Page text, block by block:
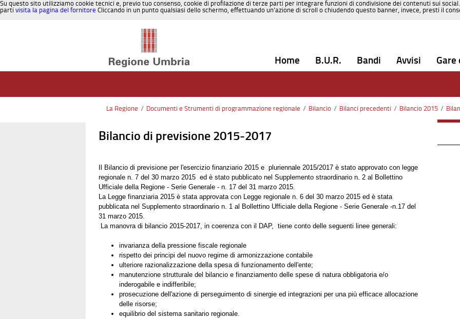
Su questo sito utilizziamo cookie tecnici e, previo tuo consenso, cookie di profilazione di terze parti per integrare funzioni di condivisione dei contenuti sui
parti visita la pagina del fornitore Cliccando in un punto qualsiasi dello schermo, effettuando un’azione di scroll o chiudendo questo banner, invece, presti il
Home B.U.R. Bandi Avvisi Gare
La Regione / Documenti e Strumenti di programmazione regionale / Bilancio / Bilanci precedenti / Bilancio 2015 /
Bilancio di previsione 2015-2017
Il Bilancio di previsione per l'esercizio finanziario 2015 e pluriennale 2015/2017 è stato approvato con legge
regionale n. 7 del 30 marzo 2015 ed è stato pubblicato nel Supplemento straordinario n. 2 al Bollettino
Ufficiale della Regione - Serie Generale - n. 17 del 31 marzo 2015.
La Legge finanziaria 2015 è stata approvata con Legge regionale n. 6 del 30 marzo 2015 ed è stata
pubblicata nel Supplemento straordinario n. 1 al Bollettino Ufficiale della Regione - Serie Generale -n.17 del
31 marzo 2015.
La manovra di bilancio 2015-2017, in coerenza con il DAP, tiene conto delle seguenti linee generali:
invarianza della pressione fiscale regionale
rispetto dei principi del nuovo regime di armonizzazione contabile
ulteriore razionalizzazione della spesa di funzionamento dell'ente;
manutenzione strutturale del bilancio e finanziamento delle spese di natura obbligatoria e/o
inderogabile e indifferibile;
prosecuzione dell'azione di perseguimento di sinergie ed integrazioni per una più efficace allocazione
delle risorse;
equilibrio del sistema sanitario regionale.